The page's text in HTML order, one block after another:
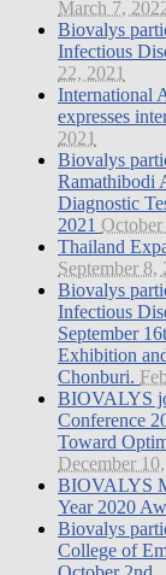
March 7,
Biovalys
Infectious
22, 2021
International
expresses
2021
Biovalys
Ramathibodi
Diagnostic
2021 October
Thailand
September 8,
Biovalys
Infectious
September
Exhibition
Chonburi.
BIOVALYS
Conference
Toward
December
BIOVALYS
Year 2020
Biovalys
College of